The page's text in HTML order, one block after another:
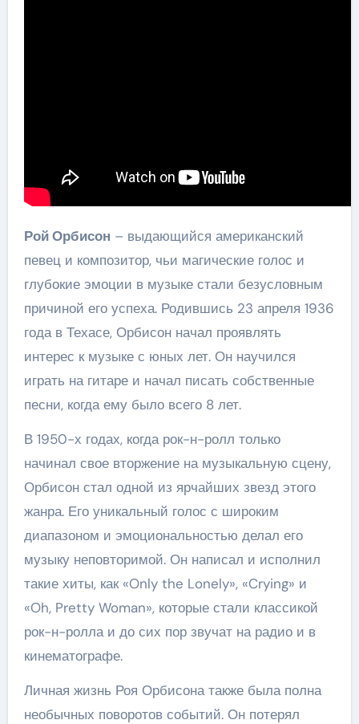
Рой Орбисон – выдающийся американский
певец и композитор, чьи магические голос и
глубокие эмоции в музыке стали безусловным
причиной его успеха. Родившись 23 апреля 1936
года в Техасе, Орбисон начал проявлять
интерес к музыке с юных лет. Он научился
играть на гитаре и начал писать собственные
песни, когда ему было всего 8 лет.
В 1950-х годах, когда рок-н-ролл только
начинал свое вторжение на музыкальную сцену,
Орбисон стал одной из ярчайших звезд этого
жанра. Его уникальный голос с широким
диапазоном и эмоциональностью делал его
музыку неповторимой. Он написал и исполнил
такие хиты, как «Only the Lonely», «Crying» и
«Oh, Pretty Woman», которые стали классикой
рок-н-ролла и до сих пор звучат на радио и в
кинематографе.
Личная жизнь Роя Орбисона также была полна
необычных поворотов событий. Он потерял